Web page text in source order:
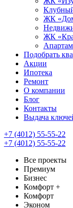
ЖК
ЖК
Подобрать
Акции
Ипотека
Ремонт
О компании
Блог
Контакты
Выдача
+7 (4012) 55-55-22
+7 (4012) 55-55-22
Все проекты
Премиум
Бизнес
Комфорт +
Комфорт
Эконом